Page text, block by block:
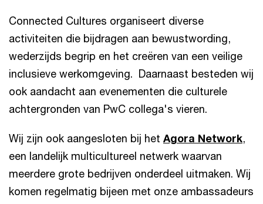
Connected Cultures organiseert diverse
activiteiten die bijdragen aan bewustwording,
wederzijds begrip en het creëren van een veilige
inclusieve werkomgeving. Daarnaast besteden wij
ook aandacht aan evenementen die culturele
achtergronden van PwC collega's vieren.
Wij zijn ook aangesloten bij het Agora Network,
een landelijk multicultureel netwerk waarvan
meerdere grote bedrijven onderdeel uitmaken. Wij
komen regelmatig bijeen met onze ambassadeurs